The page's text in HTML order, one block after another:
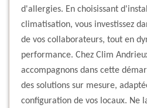
d'allergies. En choisissant
climatisation, vous investissez
de vos collaborateurs, tout en
performance. Chez Clim
accompagnons dans cette
des solutions sur mesure,
configuration de vos locaux. Ne